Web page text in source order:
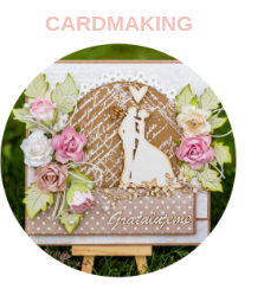
CARDMAKING